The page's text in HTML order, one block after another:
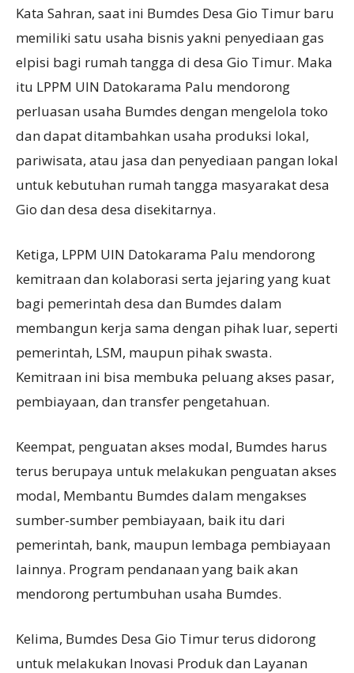
Kata Sahran, saat ini Bumdes Desa Gio Timur baru
memiliki satu usaha bisnis yakni penyediaan gas
elpisi bagi rumah tangga di desa Gio Timur. Maka
itu LPPM UIN Datokarama Palu mendorong
perluasan usaha Bumdes dengan mengelola toko
dan dapat ditambahkan usaha produksi lokal,
pariwisata, atau jasa dan penyediaan pangan lokal
untuk kebutuhan rumah tangga masyarakat desa
Gio dan desa desa disekitarnya.
Ketiga, LPPM UIN Datokarama Palu mendorong
kemitraan dan kolaborasi serta jejaring yang kuat
bagi pemerintah desa dan Bumdes dalam
membangun kerja sama dengan pihak luar, seperti
pemerintah, LSM, maupun pihak swasta.
Kemitraan ini bisa membuka peluang akses pasar,
pembiayaan, dan transfer pengetahuan.
Keempat, penguatan akses modal, Bumdes harus
terus berupaya untuk melakukan penguatan akses
modal, Membantu Bumdes dalam mengakses
sumber-sumber pembiayaan, baik itu dari
pemerintah, bank, maupun lembaga pembiayaan
lainnya. Program pendanaan yang baik akan
mendorong pertumbuhan usaha Bumdes.
Kelima, Bumdes Desa Gio Timur terus didorong
untuk melakukan Inovasi Produk dan Layanan